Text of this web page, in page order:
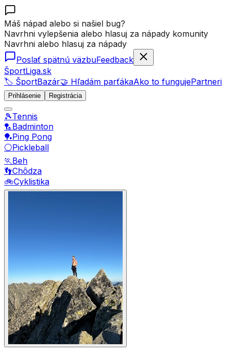
Máš nápad alebo si našiel bug?
Navrhni vylepšenia alebo hlasuj za nápady komunity
Navrhni alebo hlasuj za nápady
Poslať spätnú väzbuFeedback
ŠportLiga.sk
🏷️ ŠportBazár🤝 Hľadám parťákaAko to fungujePartneri
Prihlásenie Registrácia
🎾Tennis
🏸Badminton
🏓Ping Pong
⚪Pickleball
🏃Beh
👣Chôdza
🚲Cyklistika